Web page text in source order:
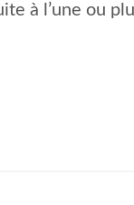
à l’une ou